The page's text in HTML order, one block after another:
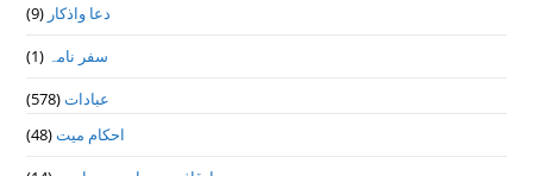
دعا واذكار (9)
سفر نامہ (1)
عبادات(578)
احکام میت(48)